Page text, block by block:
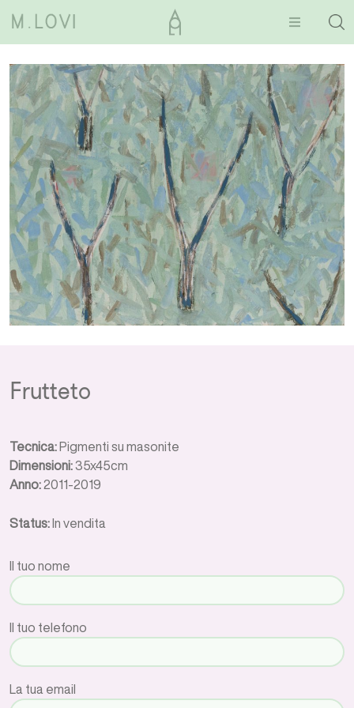
Frutteto
Tecnica: Pigmenti su masonite
Dimensioni:35x45cm
Anno: 2011-2019
Status: In vendita
Il tuo nome
Il tuo telefono
La tua email